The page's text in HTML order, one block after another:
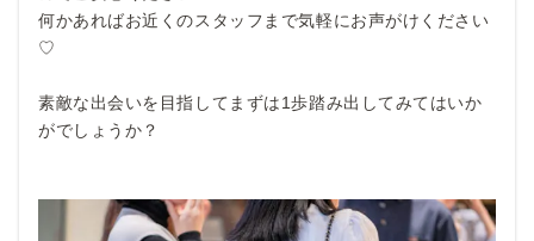
何かあればお近くのスタッフまで気軽にお声がけください
♡
素敵な出会いを目指してまずは1歩踏み出してみてはいか
がでしょうか？